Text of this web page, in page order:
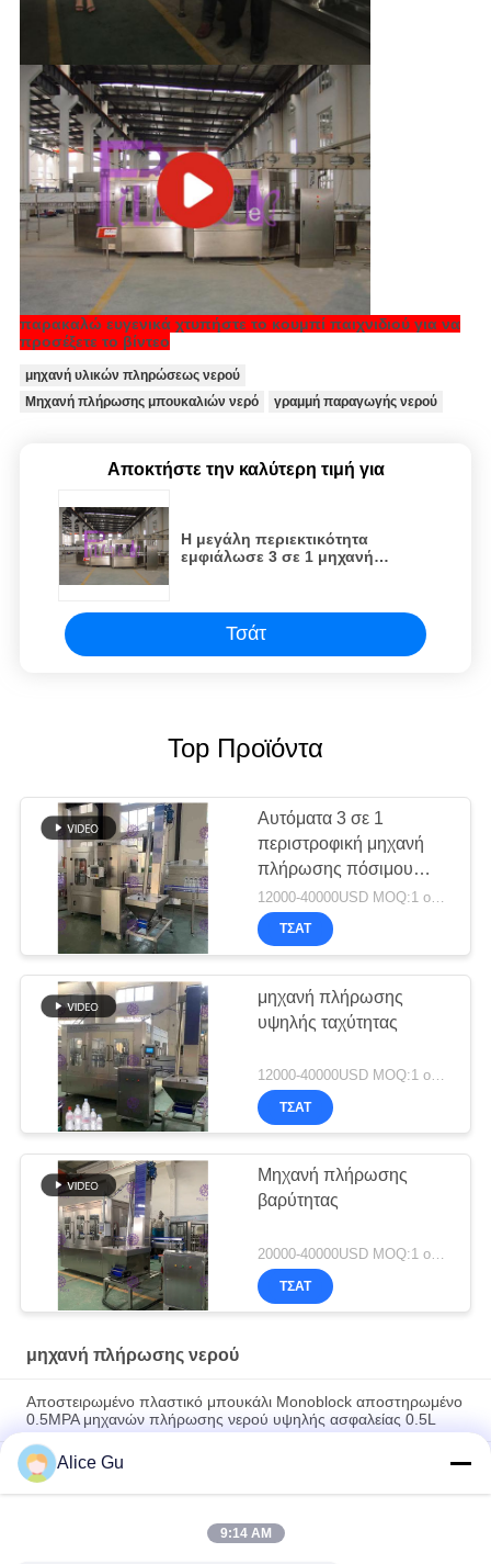
παρακαλώ ευγενικά χτυπήστε το κουμπί παιχνιδιού για να
προσέξετε το βίντεο
μηχανή υλικών πληρώσεως νερού
Μηχανή πλήρωσης μπουκαλιών νερό
γραμμή παραγωγής νερού
Αποκτήστε την καλύτερη τιμή για
Η μεγάλη περιεκτικότητα
εμφιάλωσε 3 σε 1 μηχανή
Τσάτ
Top Προϊόντα
Αυτόματα 3 σε 1
περιστροφική μηχανή
πλήρωσης πόσιμου
νερού μπουκαλιών της
PET
ΤΣΆΤ
μηχανή πλήρωσης
υψηλής ταχύτητας
12000-40000USD MOQ:1 ομάδα
ΤΣΆΤ
Μηχανή πλήρωσης
βαρύτητας
20000-40000USD MOQ:1 ομάδα
ΤΣΆΤ
μηχανή πλήρωσης νερού
Αποστειρωμένο πλαστικό μπουκάλι Monoblock αποστηρωμένο
0.5MPA μηχανών πλήρωσης νερού υψηλής ασφαλείας 0.5L
Αυτόματη 3--1 μηχανή κάλυψης πλήρωσης πλύσης για το
πλαστικό μεταλλικό νερό μπουκαλιών
Αυτόματες μηχανή πλήρωσης γάλακτος -1washing-αρχειοθετώ-
κάλυψης μπουκαλιών monoblock 6000BPH ακέραιες 3/
Alice Gu
9:14 AM